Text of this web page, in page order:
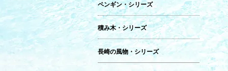
ペンギン・シリーズ
積み木・シリーズ
長崎の風物・シリーズ